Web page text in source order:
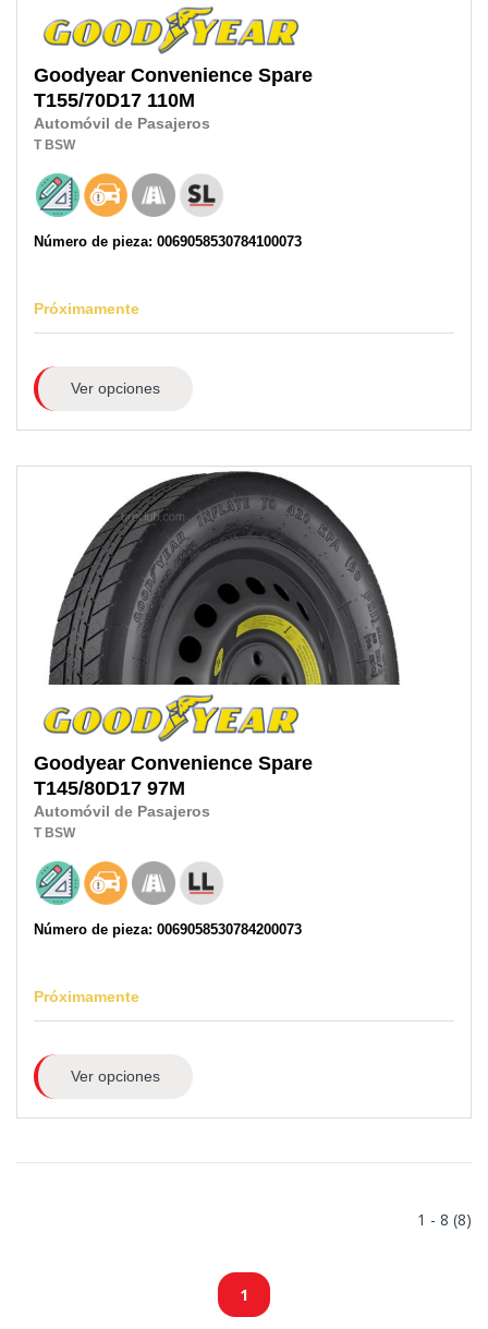
Goodyear Convenience Spare
T155/70D17 110M
Automóvil de Pasajeros
T BSW
Número de pieza: 0069058530784100073
Próximamente
Ver opciones
Goodyear Convenience Spare
T145/80D17 97M
Automóvil de Pasajeros
T BSW
Número de pieza: 0069058530784200073
Próximamente
Ver opciones
1 - 8 (8)
1